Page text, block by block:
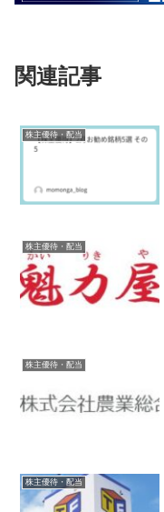
関連記事
株主優待・配当
株主優待・配当
株主優待・配当
株主優待・配当